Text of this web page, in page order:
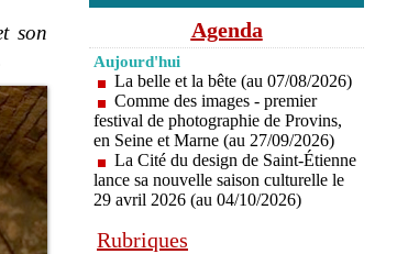
son
Agenda
Aujourd'hui
La belle et la bête (au 07/08/2026)
Comme des images - premier
festival de photographie de Provins,
en Seine et Marne (au 27/09/2026)
La Cité du design de Saint-Étienne
lance sa nouvelle saison culturelle le
29 avril 2026 (au 04/10/2026)
Rubriques